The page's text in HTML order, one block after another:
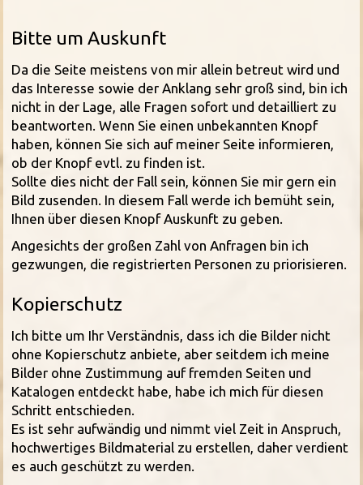
Bitte um Auskunft
Da die Seite meistens von mir allein betreut wird und
das Interesse sowie der Anklang sehr groß sind, bin ich
nicht in der Lage, alle Fragen sofort und detailliert zu
beantworten. Wenn Sie einen unbekannten Knopf
haben, können Sie sich auf meiner Seite informieren,
ob der Knopf evtl. zu finden ist.
Sollte dies nicht der Fall sein, können Sie mir gern ein
Bild zusenden. In diesem Fall werde ich bemüht sein,
Ihnen über diesen Knopf Auskunft zu geben.
Angesichts der großen Zahl von Anfragen bin ich
gezwungen, die registrierten Personen zu priorisieren.
Kopierschutz
Ich bitte um Ihr Verständnis, dass ich die Bilder nicht
ohne Kopierschutz anbiete, aber seitdem ich meine
Bilder ohne Zustimmung auf fremden Seiten und
Katalogen entdeckt habe, habe ich mich für diesen
Schritt entschieden.
Es ist sehr aufwändig und nimmt viel Zeit in Anspruch,
hochwertiges Bildmaterial zu erstellen, daher verdient
es auch geschützt zu werden.